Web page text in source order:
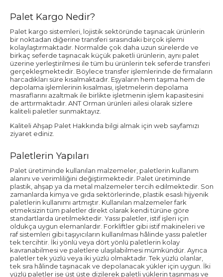
Palet Kargo Nedir?
Palet kargo sistemleri, lojistik sektöründe taşınacak ürünlerin
bir noktadan diğerine transferi sırasındaki birçok işlemi
kolaylaştırmaktadır. Normalde çok daha uzun sürelerde ve
birkaç seferde taşınacak küçük paketli ürünlerin, aynı palet
üzerine yerleştirilmesi ile tüm bu ürünlerin tek seferde transferi
gerçekleşmektedir. Böylece transfer işlemlerinde de firmaların
harcadıkları süre kısalmaktadır. Eşyaların hem taşıma hem de
depolama işlemlerinin kısalması, işletmelerin depolama
masraflarını azaltmak ile birlikte işletmenin işlem kapasitesini
de arttırmaktadır. ANT Orman ürünleri ailesi olarak sizlere
kaliteli paletler sunmaktayız.
Kaliteli Ahşap Palet Hakkında bilgi almak için web sayfamızı
ziyaret ediniz.
Paletlerin Yapıları
Palet üretiminde kullanılan malzemeler, paletlerin kullanım
alanını ve verimliliğini değiştirmektedir. Palet üretiminde
plastik, ahşap ya da metal malzemeler tercih edilmektedir. Son
zamanlarda kimya ve gıda sektörlerinde, plastik esaslı hijyenik
paletlerin kullanımı artmıştır. Kullanılan malzemeler fark
etmeksizin tüm paletler direkt olarak kendi türüne göre
standartlarda üretilmektedir. Yassı paletler, istif işleri için
oldukça uygun elemanlardır. Forkliftler gibi istif makineleri ve
raf sistemleri gibi taşıyıcıların kullanılması hâlinde yassı paletler
tek tercihtir. İki yönlü veya dört yönlü paletlerin kolay
kavranabilmesi ve paletlere ulaşılabilmesi mümkündür. Ayrıca
paletler tek yüzlü veya iki yüzlü olmaktadır. Tek yüzlü olanlar,
tek sıra hâlinde taşınacak ve depolanacak yükler için uygun. İki
yüzlü paletler ise üst üste dizilerek paletli yüklerin taşınması ve